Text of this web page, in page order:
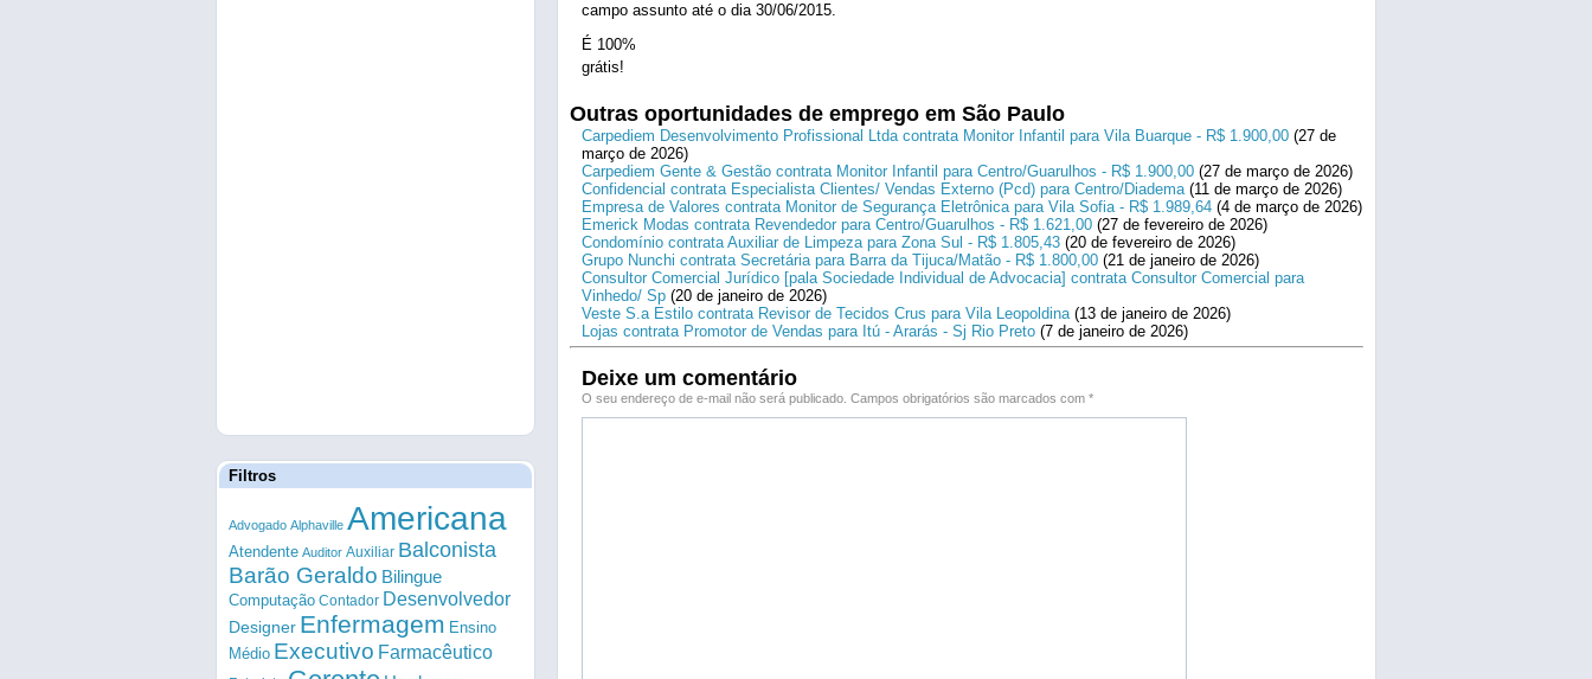
campo assunto até o dia 30/06/2015.
É 100%
grátis!
Outras oportunidades de emprego em São Paulo
Carpediem Desenvolvimento Profissional Ltda contrata Monitor Infantil para Vila Buarque - R$ 1.900,00 (27 de
março de 2026)
Carpediem Gente & Gestão contrata Monitor Infantil para Centro/Guarulhos - R$ 1.900,00 (27 de março de 2026)
Confidencial contrata Especialista Clientes/ Vendas Externo (Pcd) para Centro/Diadema(11 de março de 2026)
Empresa de Valores contrata Monitor de Segurança Eletrônica para Vila Sofia - R$ 1.989,64 (4 de março de 2026)
Emerick Modas contrata Revendedor para Centro/Guarulhos - R$ 1.621,00 (27 de fevereiro de 2026)
Condomínio contrata Auxiliar de Limpeza para Zona Sul - R$ 1.805,43 (20 de fevereiro de 2026)
Grupo Nunchi contrata Secretária para Barra da Tijuca/Matão - R$ 1.800,00 (21 de janeiro de 2026)
Consultor Comercial Jurídico [pala Sociedade Individual de Advocacia] contrata Consultor Comercial para
Vinhedo/ Sp (20 de janeiro de 2026)
Veste S.a Estilo contrata Revisor de Tecidos Crus para Vila Leopoldina(13 de janeiro de 2026)
Lojas contrata Promotor de Vendas para Itú - Ararás - Sj Rio Preto (7 de janeiro de 2026)
Deixe um comentário
O seu endereço de e-mail não será publicado. Campos obrigatórios são marcados com *
Filtros
Advogado Alphaville Americana
Atendente Auditor Auxiliar Balconista
Barão Geraldo Bilingue
Computação Contador Desenvolvedor
Designer Enfermagem Ensino
Médio Executivo Farmacêutico